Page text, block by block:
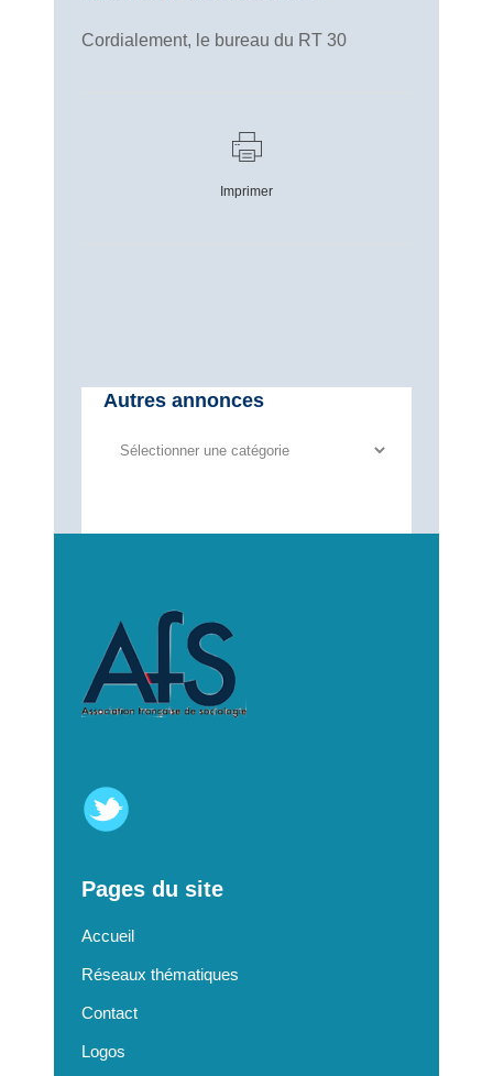
Cordialement, le bureau du RT 30
Imprimer
Autres annonces
Autres
Pages du site
Accueil
Réseaux thématiques
Contact
Logos